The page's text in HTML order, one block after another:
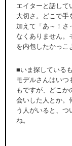
エイターと話して
大切さ。どこで手
加えて「あ～！さ
なくありません。
を内包したかっこ
■いま探している
モデルさんはいつ
もですが、どこか
会いした人とか。
う人がいると、つ
ね。